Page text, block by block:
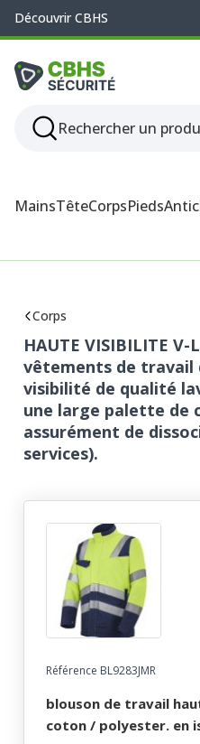
Découvrir CBHS
MainsTêteCorpsPieds
Corps
HAUTE VISIBILITE V-
vêtements de travail
visibilité de qualité
une large palette de
assurément de
services).
Référence BL9283JMR
blouson de travail
coton / polyester. en